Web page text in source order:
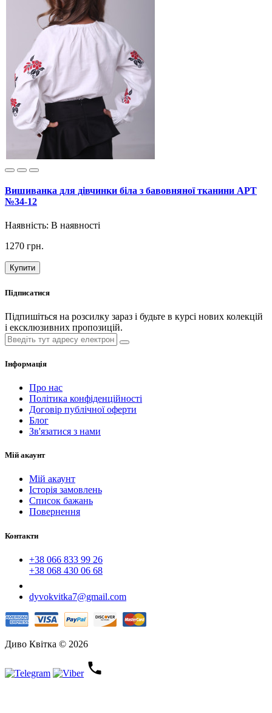
Вишиванка для дівчинки біла з бавовняної тканини АРТ
№34-12
Наявність: В наявності
1270 грн.
Купити
Підписатися
Підпишіться на розсилку зараз і будьте в курсі нових колекцій
і ексклюзивних пропозицій.
Інформація
Про нас
Політика конфіденційності
Договір публічної оферти
Блог
Зв'язатися з нами
Мій акаунт
Мій акаунт
Історія замовлень
Список бажань
Повернення
Контакти
+38 066 833 99 26
+38 068 430 06 68
dyvokvitka7@gmail.com
Диво Квітка © 2026